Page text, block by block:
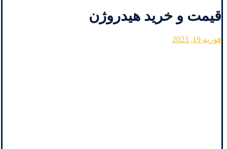
قیمت و خرید هیدروژن
فوریه 19, 2023